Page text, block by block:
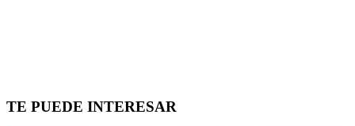
TE PUEDE INTERESAR